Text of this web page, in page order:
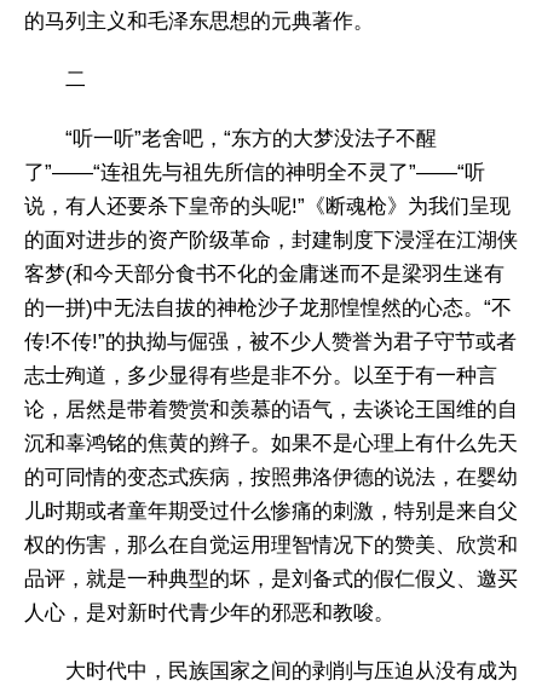
的马列主义和毛泽东思想的元典著作。
二
“听一听”老舍吧，“东方的大梦没法子不醒
了”——“连祖先与祖先所信的神明全不灵了”——“听
说，有人还要杀下皇帝的头呢!”《断魂枪》为我们呈现
的面对进步的资产阶级革命，封建制度下浸淫在江湖侠
客梦(和今天部分食书不化的金庸迷而不是梁羽生迷有
的一拼)中无法自拔的神枪沙子龙那惶惶然的心态。“不
传!不传!”的执拗与倔强，被不少人赞誉为君子守节或者
志士殉道，多少显得有些是非不分。以至于有一种言
论，居然是带着赞赏和羡慕的语气，去谈论王国维的自
沉和辜鸿铭的焦黄的辫子。如果不是心理上有什么先天
的可同情的变态式疾病，按照弗洛伊德的说法，在婴幼
儿时期或者童年期受过什么惨痛的刺激，特别是来自父
权的伤害，那么在自觉运用理智情况下的赞美、欣赏和
品评，就是一种典型的坏，是刘备式的假仁假义、邀买
人心，是对新时代青少年的邪恶和教唆。
大时代中，民族国家之间的剥削与压迫从没有成为